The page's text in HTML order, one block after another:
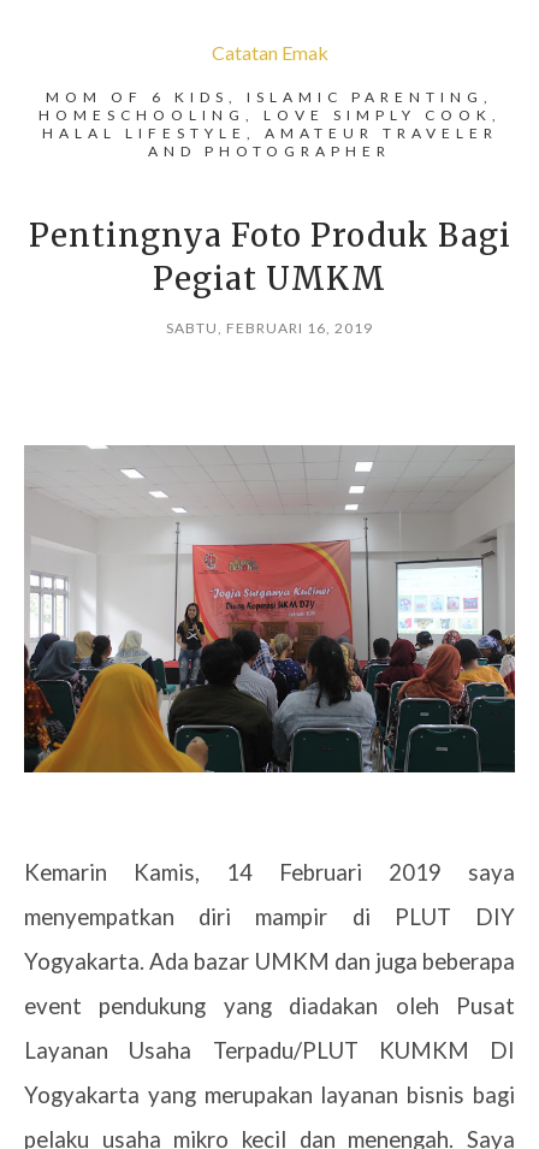
Catatan Emak
MOM OF 6 KIDS, ISLAMIC PARENTING,
HOMESCHOOLING, LOVE SIMPLY COOK,
HALAL LIFESTYLE, AMATEUR TRAVELER
AND PHOTOGRAPHER
Pentingnya Foto Produk Bagi
Pegiat UMKM
SABTU, FEBRUARI 16, 2019
Kemarin Kamis, 14 Februari 2019 saya
menyempatkan diri mampir di PLUT DIY
Yogyakarta. Ada bazar UMKM dan juga beberapa
event pendukung yang diadakan oleh Pusat
Layanan Usaha Terpadu/PLUT KUMKM DI
Yogyakarta yang merupakan layanan bisnis bagi
pelaku usaha mikro kecil dan menengah. Saya